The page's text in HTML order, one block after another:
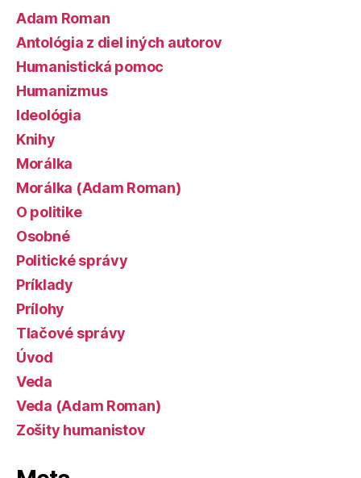
Adam Roman
Antológia z diel iných autorov
Humanistická pomoc
Humanizmus
Ideológia
Knihy
Morálka
Morálka (Adam Roman)
O politike
Osobné
Politické správy
Príklady
Prílohy
Tlačové správy
Úvod
Veda
Veda (Adam Roman)
Zošity humanistov